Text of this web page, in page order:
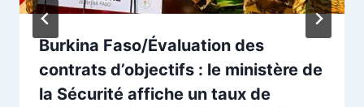
Burkina Faso/Évaluation des
contrats d’objectifs : le ministère de
la Sécurité affiche un taux de